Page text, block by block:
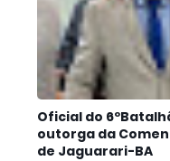
Oficial do
outorga da
de Jaguarari-BA